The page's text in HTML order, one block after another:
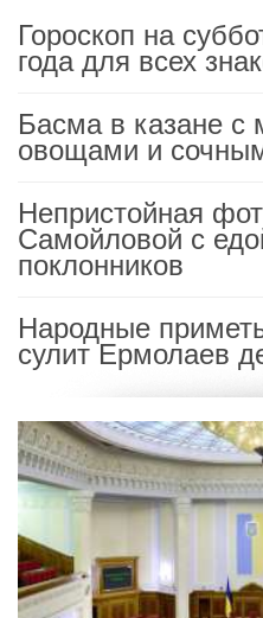
Гороскоп на
года для всех
Басма в казане с
овощами и
Непристойная
Самойловой с
поклонников
Народные
сулит Ермолаев